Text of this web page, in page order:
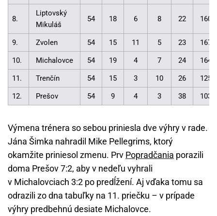
8.
Liptovský
Mikuláš
54 18 6 8 22
9. Zvolen 54 15 11 5 23
10. Michalovce 54 19 4 7 24
11. Trenčín 54 15 3 10 26
12. Prešov 54 9 4 3 38
Výmena trénera so sebou priniesla dve výhry v rade.
Jána Šimka nahradil Mike Pellegrims, ktorý
okamžite priniesol zmenu. Prv Popradčania porazili
doma Prešov 7:2, aby v nedeľu vyhrali
v Michalovciach 3:2 po predĺžení. Aj vďaka tomu sa
odrazili zo dna tabuľky na 11. priečku – v prípade
výhry predbehnú desiate Michalovce.